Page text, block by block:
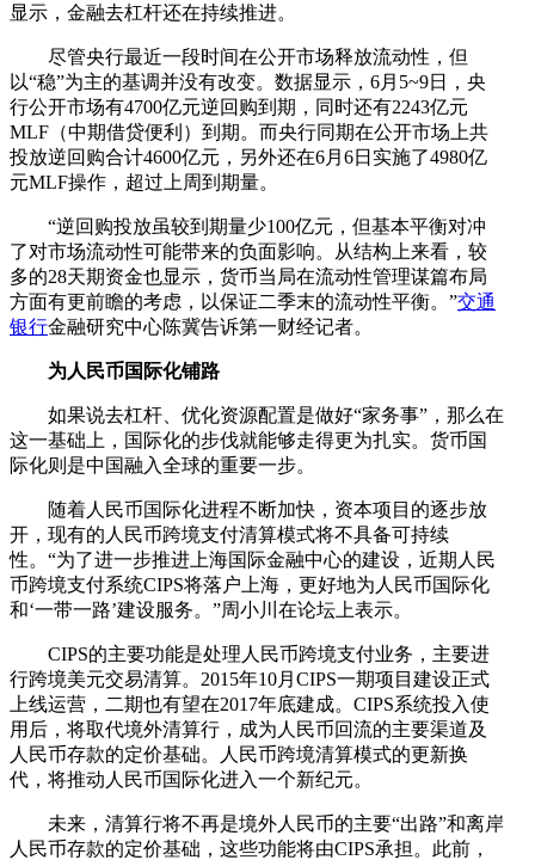
显示，金融去杠杆还在持续推进。
尽管央行最近一段时间在公开市场释放流动性，但
以“稳”为主的基调并没有改变。数据显示，6月5~9日，央
行公开市场有4700亿元逆回购到期，同时还有2243亿元
MLF（中期借贷便利）到期。而央行同期在公开市场上共
投放逆回购合计4600亿元，另外还在6月6日实施了4980亿
元MLF操作，超过上周到期量。
“逆回购投放虽较到期量少100亿元，但基本平衡对冲
了对市场流动性可能带来的负面影响。从结构上来看，较
多的28天期资金也显示，货币当局在流动性管理谋篇布局
方面有更前瞻的考虑，以保证二季末的流动性平衡。”交通
银行金融研究中心陈冀告诉第一财经记者。
为人民币国际化铺路
如果说去杠杆、优化资源配置是做好“家务事”，那么在
这一基础上，国际化的步伐就能够走得更为扎实。货币国
际化则是中国融入全球的重要一步。
随着人民币国际化进程不断加快，资本项目的逐步放
开，现有的人民币跨境支付清算模式将不具备可持续
性。“为了进一步推进上海国际金融中心的建设，近期人民
币跨境支付系统CIPS将落户上海，更好地为人民币国际化
和‘一带一路’建设服务。”周小川在论坛上表示。
CIPS的主要功能是处理人民币跨境支付业务，主要进
行跨境美元交易清算。2015年10月CIPS一期项目建设正式
上线运营，二期也有望在2017年底建成。CIPS系统投入使
用后，将取代境外清算行，成为人民币回流的主要渠道及
人民币存款的定价基础。人民币跨境清算模式的更新换
代，将推动人民币国际化进入一个新纪元。
未来，清算行将不再是境外人民币的主要“出路”和离岸
人民币存款的定价基础，这些功能将由CIPS承担。此前，